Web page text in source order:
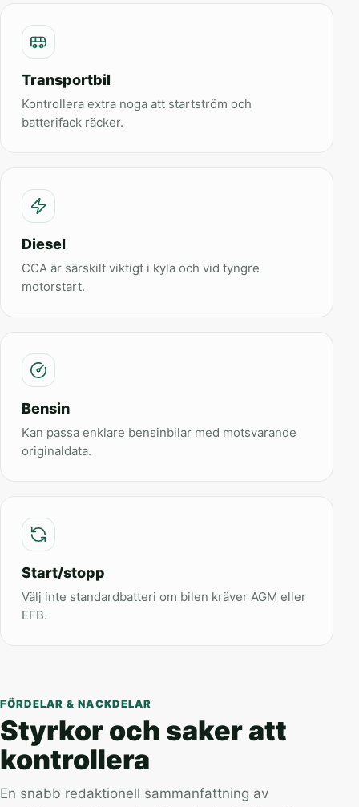
Transportbil
Kontrollera extra noga att startström och
batterifack räcker.
Diesel
CCA är särskilt viktigt i kyla och vid tyngre
motorstart.
Bensin
Kan passa enklare bensinbilar med motsvarande
originaldata.
Start/stopp
Välj inte standardbatteri om bilen kräver AGM eller
EFB.
FÖRDELAR & NACKDELAR
Styrkor och saker att
kontrollera
En snabb redaktionell sammanfattning av